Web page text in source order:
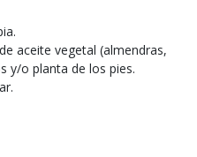
aceite vegetal (almendras,
y/o planta de los pies.